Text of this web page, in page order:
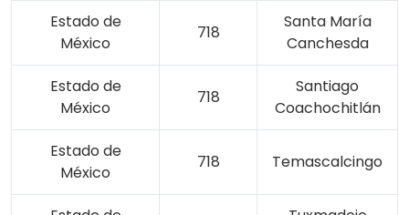
Estado de
México
718
Santa María
Canchesda
Estado de
México
718
Santiago
Coachochitlán
Estado de
México
718 Temascalcingo